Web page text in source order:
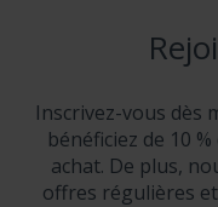
Inscrivez-vous dès
bénéficiez de 10
achat. De plus,
offres régulières